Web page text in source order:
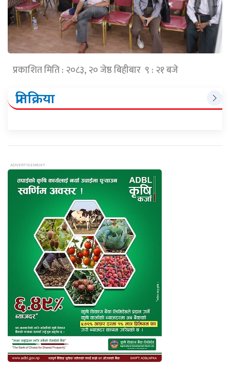
प्रकाशित मिति : २०८३, २० जेष्ठ बिहीबार ९ : २१ बजे
प्रतिक्रिया